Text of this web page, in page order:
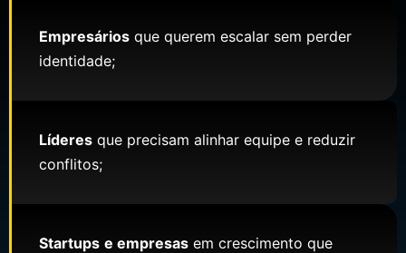
Empresários que querem escalar sem perder
identidade;
Líderes que precisam alinhar equipe e reduzir
conflitos;
Startups e empresas em crescimento que